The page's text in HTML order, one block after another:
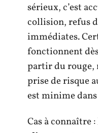
sérieux, c’est
collision, refus
immédiates.
fonctionnent
partir du rouge,
prise de risque
est minime
Cas à connaître :